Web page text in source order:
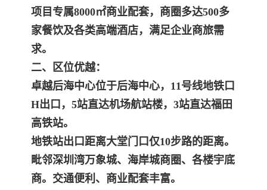
项目专属8000㎡商业配套，商圈多达500多
家餐饮及各类高端酒店，满足企业商旅需
求。
二、区位优越：
卓越后海中心位于后海中心，11号线地铁口
H出口，5站直达机场航站楼，3站直达福田
高铁站。
地铁站出口距离大堂门口仅10步路的距离。
毗邻深圳湾万象城、海岸城商圈、各楼宇底
商。交通便利、商业配套丰富。